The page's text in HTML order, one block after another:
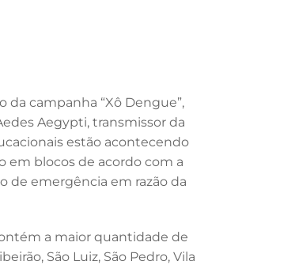
da campanha “Xô Dengue”,
Aegypti, transmissor da
estão acontecendo
em blocos de acordo com a
de emergência em razão da
a maior quantidade de
São Luiz, São Pedro, Vila